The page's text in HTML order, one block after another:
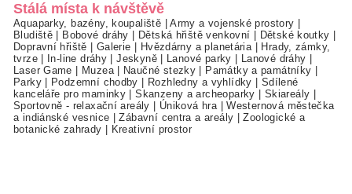
Stálá místa k návštěvě
Aquaparky, bazény, koupaliště |Army a vojenské prostory
Bludiště
Bobové dráhy Dětská hřiště venkovní Dětské koutky
Dopravní hřiště
Galerie Hvězdárny a planetária|
Hrady, zámky,
tvrze| In-line dráhy |Jeskyně| Lanové parky Lanové dráhy
Laser Game
Muzea| Naučné stezky Památky a památníky
Parky| Podzemní chodby Rozhledny a vyhlídky
Sdílené
kanceláře pro maminky |Skanzeny a archeoparky Skiareály
Sportovně - relaxační areály
Úniková hra|Westernová městečka
a indiánské vesnice |Zábavní centra a areály |Zoologické a
botanické zahrady
Kreativní prostor